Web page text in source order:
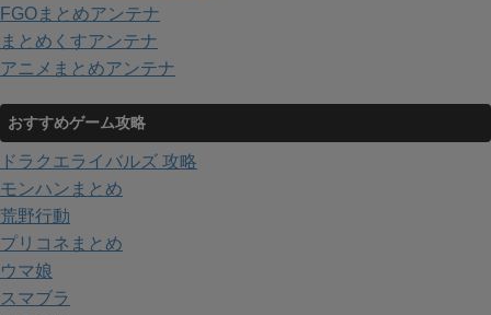
FGOまとめアンテナ
まとめくすアンテナ
アニメまとめアンテナ
おすすめゲーム攻略
ドラクエライバルズ 攻略
モンハンまとめ
荒野行動
プリコネまとめ
ウマ娘
スマブラ